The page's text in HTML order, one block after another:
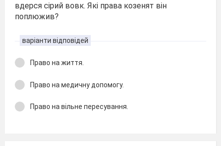
вдерся сірий вовк. Які права козенят він
поплюжив?
варіанти відповідей
Право на життя.
Право на медичну допомогу.
Право на вільне пересування.